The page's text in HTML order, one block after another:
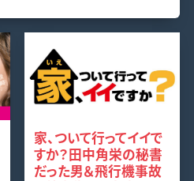
家、ついて行ってイイで
すか？田中角栄の秘書
だった男＆飛行機事故